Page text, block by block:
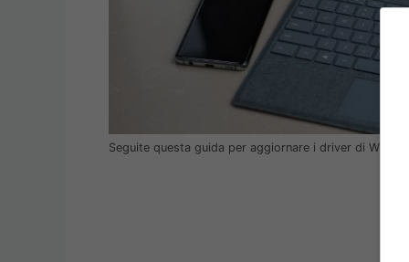
Seguite questa guida per aggiornare i driver di